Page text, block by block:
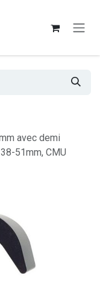
avec demi
51mm, CMU